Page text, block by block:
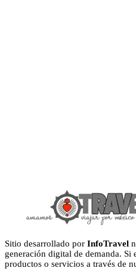
Sitio desarrollado por InfoTravel
generación digital de demanda. Si
productos o servicios a través de